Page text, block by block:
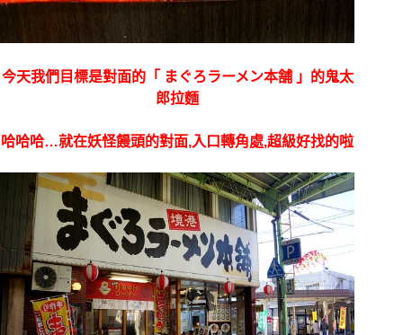
今天我們目標是對面的「 まぐろラーメン本舗 」的鬼太
郎拉麵
哈哈哈…就在妖怪饅頭的對面,入口轉角處,超級好找的啦